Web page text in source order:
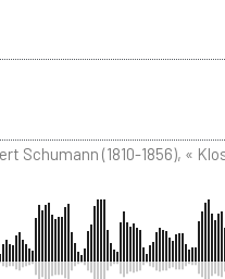
Schumann (1810-1856), «